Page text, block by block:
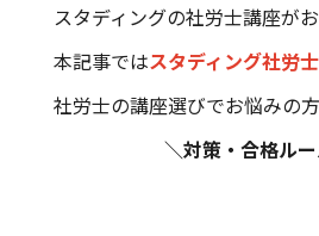
スタディングの社労士講座がお
本記事ではスタディング社労
社労士の講座選びでお悩みの
＼対策・合格ル